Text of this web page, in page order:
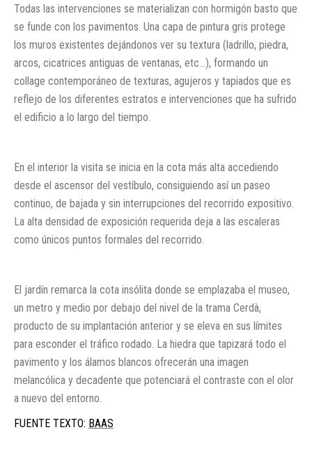
Todas las intervenciones se materializan con hormigón basto que
se funde con los pavimentos. Una capa de pintura gris protege
los muros existentes dejándonos ver su textura (ladrillo, piedra,
arcos, cicatrices antiguas de ventanas, etc…), formando un
collage contemporáneo de texturas, agujeros y tapiados que es
reflejo de los diferentes estratos e intervenciones que ha sufrido
el edificio a lo largo del tiempo.
En el interior la visita se inicia en la cota más alta accediendo
desde el ascensor del vestíbulo, consiguiendo así un paseo
continuo, de bajada y sin interrupciones del recorrido expositivo.
La alta densidad de exposición requerida deja a las escaleras
como únicos puntos formales del recorrido.
El jardín remarca la cota insólita donde se emplazaba el museo,
un metro y medio por debajo del nivel de la trama Cerdà,
producto de su implantación anterior y se eleva en sus límites
para esconder el tráfico rodado. La hiedra que tapizará todo el
pavimento y los álamos blancos ofrecerán una imagen
melancólica y decadente que potenciará el contraste con el olor
a nuevo del entorno.
FUENTE TEXTO: BAAS